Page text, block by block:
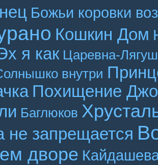
Божьи коровки
Кошкин Дом
я как Царевна-
внутри
Похищение
Баглюков
не запрещается
дворе